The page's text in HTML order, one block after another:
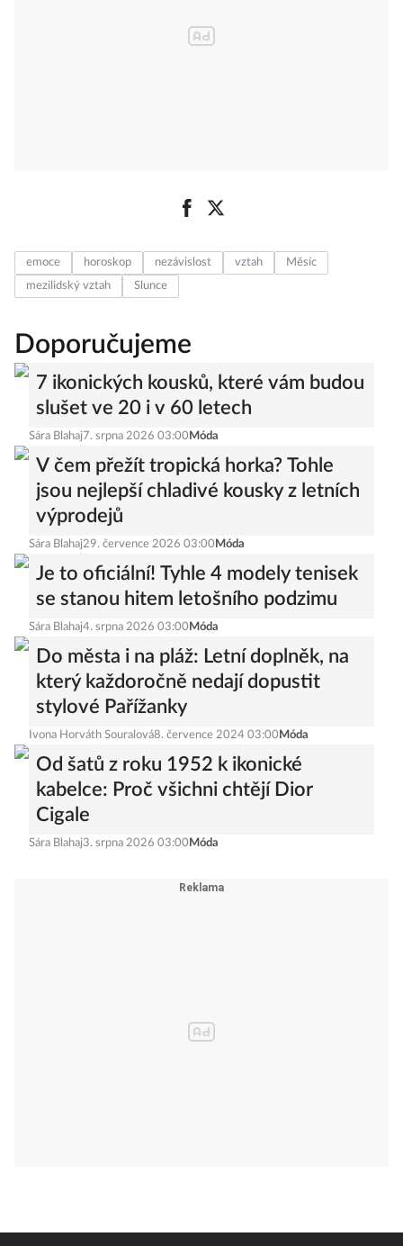
emoce horoskop nezávislost vztah
Měsíc
mezilidský vztah
Slunce
Doporučujeme
7 ikonických kousků, které vám budou
slušet ve 20 i v 60 letech
Sára Blahaj 7. srpna 2026 03:00 Móda
V čem přežít tropická horka? Tohle
jsou nejlepší chladivé kousky z letních
výprodejů
Sára Blahaj29. července 2026 03:00 Móda
Je to oficiální! Tyhle 4 modely tenisek
se stanou hitem letošního podzimu
Sára Blahaj4. srpna 2026 03:00 Móda
Do města i na pláž: Letní doplněk, na
který každoročně nedají dopustit
stylové Pařížanky
Ivona Horváth Souralová8. července 2024 03:00 Móda
Od šatů z roku 1952 k ikonické
kabelce: Proč všichni chtějí Dior
Cigale
Sára Blahaj3. srpna 2026 03:00 Móda